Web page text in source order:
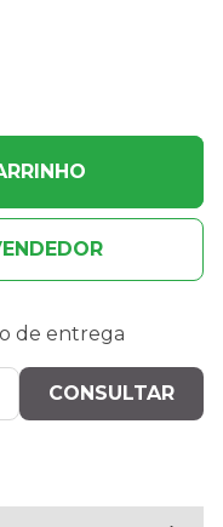
de entrega